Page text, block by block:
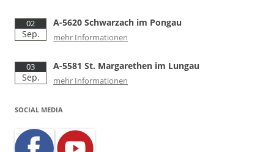
02
Sep.
A-5620 Schwarzach im Pongau
mehr Informationen
03
Sep.
A-5581 St. Margarethen im Lungau
mehr Informationen
SOCIAL MEDIA